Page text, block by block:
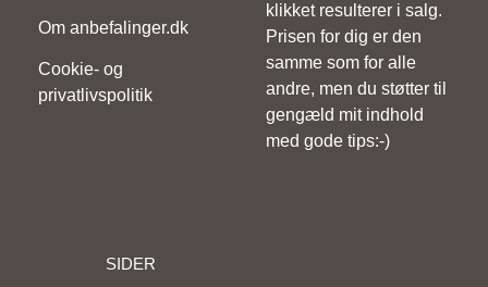
Om anbefalinger.dk
Cookie- og
privatlivspolitik
klikket resulterer i salg.
Prisen for dig er den
samme som for alle
andre, men du støtter til
gengæld mit indhold
med gode tips:-)
SIDER